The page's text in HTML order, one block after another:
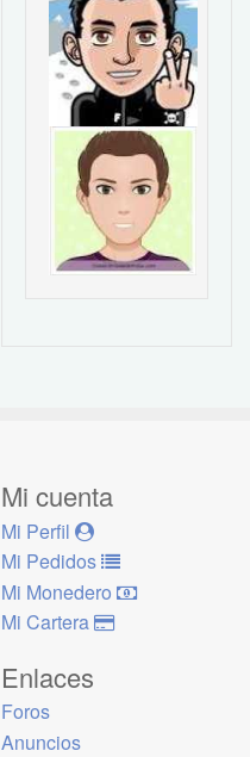
Mi cuenta
Mi Perfil
Mi Pedidos
Mi Monedero
Mi Cartera
Enlaces
Foros
Anuncios